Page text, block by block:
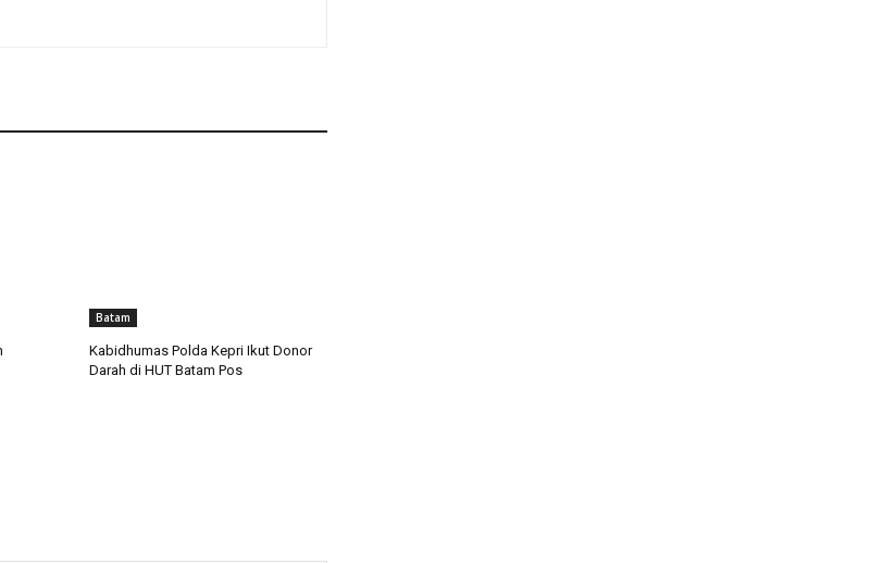
Batam
Kabidhumas Polda Kepri Ikut Donor
Darah di HUT Batam Pos